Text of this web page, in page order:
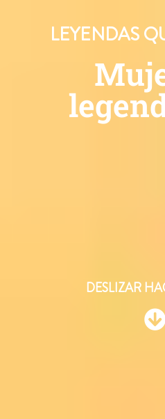
LEYENDAS
DESLIZAR